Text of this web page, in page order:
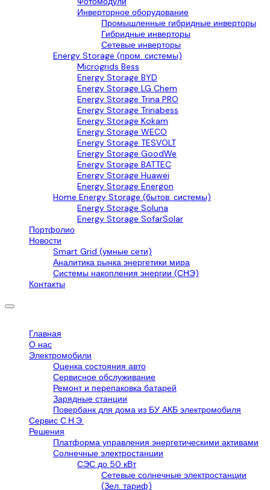
Инверторное оборудование
Промышленные гибридные инверторы
Гибридные инверторы
Сетевые инверторы
Energy Storage (пром. системы)
Microgrids Bess
Energy Storage BYD
Energy Storage LG Chem
Energy Storage Trina PRO
Energy Storage Trinabess
Energy Storage Kokam
Energy Storage WECO
Energy Storage TESVOLT
Energy Storage GoodWe
Energy Storage BATTEC
Energy Storage Huawei
Energy Storage Energon
Home Energy Storage (бытов. системы)
Energy Storage Soluna
Energy Storage SofarSolar
Портфолио
Новости
Smart Grid (умные сети)
Аналитика рынка энергетики мира
Системы накопления энергии (СНЭ)
Контакты
Главная
О нас
Электромобили
Оценка состояния авто
Сервисное обслуживание
Ремонт и перепаковка батарей
Зарядные станции
Повербанк для дома из БУ АКБ электромобиля
Сервис С.Н.Э.
Решения
Платформа управления энергетическими активами
Солнечные электростанции
СЭС до 50 кВт
Сетевые солнечные электростанции
(Зел. тариф)